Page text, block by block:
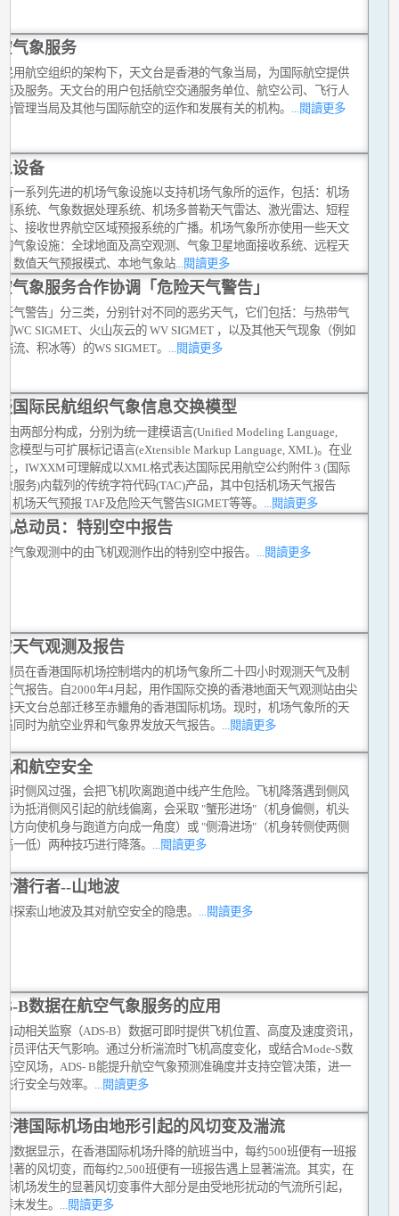
气象服务
用航空组织的架构下，天文台是香港的气象当局，为国际航空提供
及服务。天文台的用户包括航空交通服务单位、航空公司、飞行人
管理当局及其他与国际航空的运作和发展有关的机构。 ...閱讀更多
设备
一系列先进的机场气象设施以支持机场气象所的运作，包括：机场
系统、气象数据处理系统、机场多普勒天气雷达、激光雷达、短程
、接收世界航空区域预报系统的广播。机场气象所亦使用一些天文
气象设施：全球地面及高空观测、气象卫星地面接收系统、远程天
数值天气预报模式、本地气象站...閱讀更多
气象服务合作协调「危险天气警告」
气警告」分三类，分别针对不同的恶劣天气，它们包括：与热带气
WC SIGMET、火山灰云的 WV SIGMET ，以及其他天气现象（例如
流、积冰等）的WS SIGMET。
...閱讀更多
国际民航组织气象信息交换模型
由两部分构成，分别为统一建模语言(Unified Modeling Language,
念模型与可扩展标记语言(eXtensible Markup Language, XML)。在业
，IWXXM可理解成以XML格式表达国际民用航空公约附件 3 (国际
服务)内载列的传统字符代码(TAC)产品，其中包括机场天气报告
机场天气预报 TAF及危险天气警告SIGMET等等。 ...閱讀更多
总动员：特别空中报告
气象观测中的由飞机观测作出的特别空中报告。 ...閱讀更多
天气观测及报告
员在香港国际机场控制塔内的机场气象所二十四小时观测天气及制
气报告。自2000年4月起，用作国际交换的香港地面天气观测站由尖
天文台总部迁移至赤鱲角的香港国际机场。现时，机场气象所的天
同时为航空业界和气象界发放天气报告。
...閱讀更多
和航空安全
时侧风过强，会把飞机吹离跑道中线产生危险。飞机降落遇到侧风
为抵消侧风引起的航线偏离，会采取 "蟹形进场"（机身偏侧，机头
方向使机身与跑道方向成一角度）或 "侧滑进场"（机身转侧使两侧
一低）两种技巧进行降落。 ...閱讀更多
潜行者--山地波
探索山地波及其对航空安全的隐患。 ...閱讀更多
B数据在航空气象服务的应用
动相关监察（ADS-B）数据可即时提供飞机位置、高度及速度资讯，
员评估天气影响。通过分析湍流时飞机高度变化，或结合Mode-S数
空风场，ADS- B能提升航空气象预测准确度并支持空管决策，进一
行安全与效率。 ...閱讀更多
港国际机场由地形引起的风切变及湍流
数据显示，在香港国际机场升降的航班当中，每约500班便有一班报
著的风切变，而每约2,500班便有一班报告遇上显著湍流。其实，在
机场发生的显著风切变事件大部分是由受地形扰动的气流所引起，
末发生。
...閱讀更多